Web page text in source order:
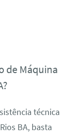
de Máquina
técnica
BA, basta